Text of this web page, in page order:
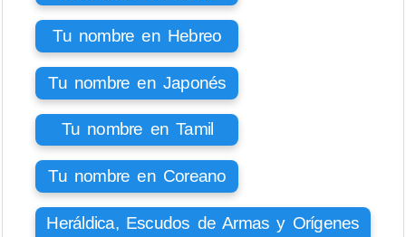
Tu nombre en Hebreo
Tu nombre en Japonés
Tu nombre en Tamil
Tu nombre en Coreano
Heráldica, Escudos de Armas y Orígenes